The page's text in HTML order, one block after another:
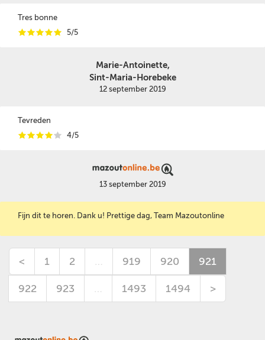
Tres bonne
iiiii 5/5
Marie-Antoinette,
Sint-Maria-Horebeke
12 september 2019
Tevreden
iiiii 4/5
13 september 2019
Fijn dit te horen. Dank u! Prettige dag, Team Mazoutonline
< 1 2 … 919 920 921
922 923 … 1493 1494 >